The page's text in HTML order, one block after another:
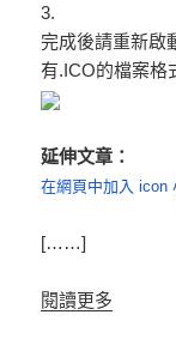
3.
完成後請重新啟
有.ICO的檔案格
延伸文章：
在網頁中加入 icon
[……]
閱讀更多